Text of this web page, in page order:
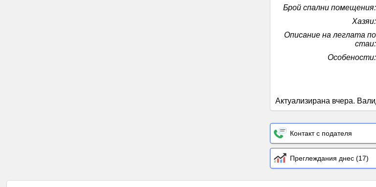
Брой спални помещения:
Хазяи:
Описание на леглата по
стаи:
Особености:
Актуализирана вчера.
Контакт с подателя
Преглеждания днес (17)